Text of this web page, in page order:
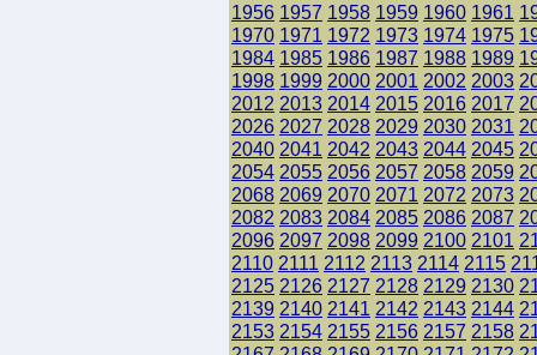
1956 1957 1958 1959 1960 1961
1970 1971 1972 1973 1974 1975
1984 1985 1986 1987 1988 1989
1998 1999 2000 2001 2002 2003
2012 2013 2014 2015 2016 2017
2026 2027 2028 2029 2030 2031
2040 2041 2042 2043 2044 2045
2054 2055 2056 2057 2058 2059
2068 2069 2070 2071 2072 2073
2082 2083 2084 2085 2086 2087
2096 2097 2098 2099 2100 2101
2110 2111 2112 2113 2114 2115
2125 2126 2127 2128 2129 2130
2139 2140 2141 2142 2143 2144
2153 2154 2155 2156 2157 2158